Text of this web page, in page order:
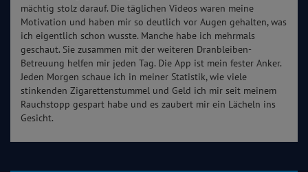
mächtig stolz darauf. Die täglichen Videos waren meine
Motivation und haben mir so deutlich vor Augen gehalten, was
ich eigentlich schon wusste. Manche habe ich mehrmals
geschaut. Sie zusammen mit der weiteren Dranbleiben-
Betreuung helfen mir jeden Tag. Die App ist mein fester Anker.
Jeden Morgen schaue ich in meiner Statistik, wie viele
stinkenden Zigarettenstummel und Geld ich mir seit meinem
Rauchstopp gespart habe und es zaubert mir ein Lächeln ins
Gesicht.